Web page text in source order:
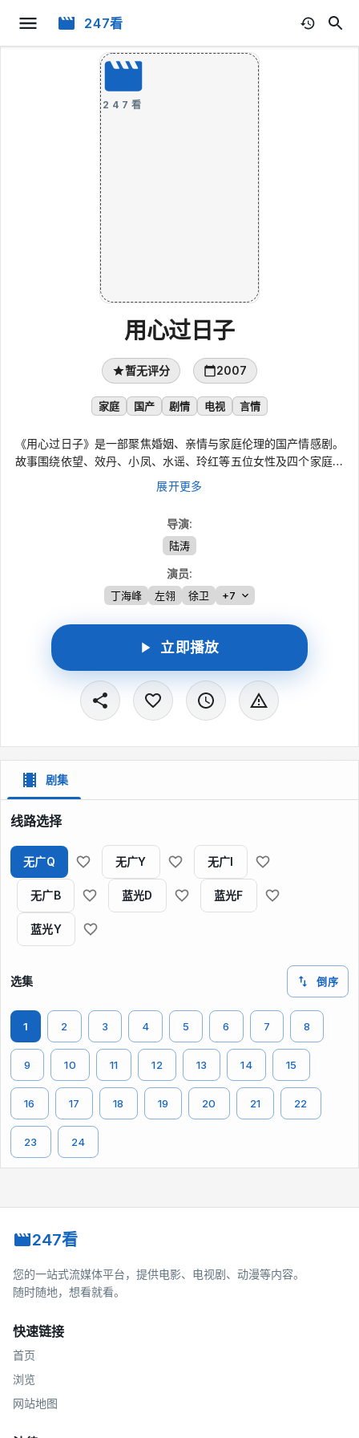
247看
247看
用心过日子
暂无评分 2007
家庭 国产 剧情 电视 言情
《用心过日子》是一部聚焦婚姻、亲情与家庭伦理的国产情感剧。
故事围绕依望、效丹、小凤、水谣、玲红等五位女性及四个家庭展
开：两地分居引发的感情裂痕、旧日往事造成的夫妻隔阂、病痛与
等待带来的生活重压，都让她们在中年阶段重新面对爱、责任与宽
的传统情感底色。
展开更多
导演:
陆涛
演员:
丁海峰 左翎 徐卫 +7
立即播放
剧集
线路选择
无广Q 无广Y 无广I
无广B 蓝光D 蓝光F
蓝光Y
选集 倒序
1 2 3 4 5 6 7 8
9 10 11 12 13 14 15
16 17 18 19 20 21 22
23 24
247看
您的一站式流媒体平台，提供电影、电视剧、动漫等内容。
随时随地，想看就看。
快速链接
首页
浏览
网站地图